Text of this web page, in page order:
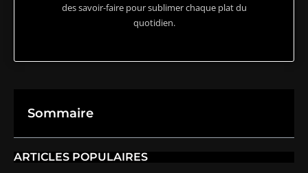
des savoir-faire pour sublimer chaque plat du
quotidien.
Sommaire
ARTICLES POPULAIRES